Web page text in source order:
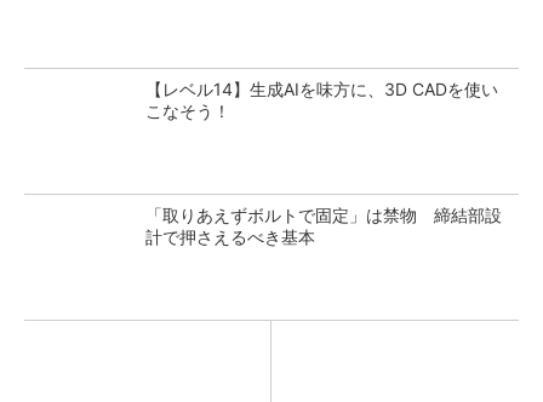
【レベル14】生成AIを味方に、3D CADを使い
こなそう！
「取りあえずボルトで固定」は禁物 締結部設
計で押さえるべき基本